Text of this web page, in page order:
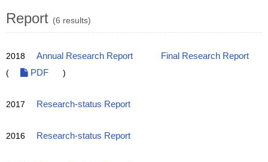
Report (6 results)
2018 Annual Research Report
Final Research Report
(
PDF )
2017 Research-status Report
2016 Research-status Report